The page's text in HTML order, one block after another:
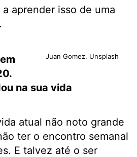
aprender isso de uma
Juan Gomez, Unsplash
na sua vida
atual não noto grande
ter o encontro semanal
E talvez até o ser